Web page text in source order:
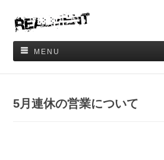
MENU
5月連休の営業について